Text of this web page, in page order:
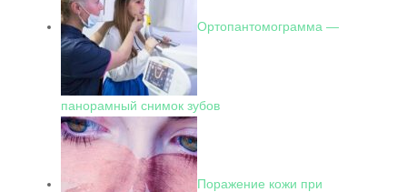
Ортопантомограмма —
панорамный снимок зубов
Поражение кожи при